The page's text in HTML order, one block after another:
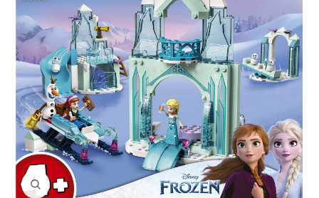
Нажмите для увеличения